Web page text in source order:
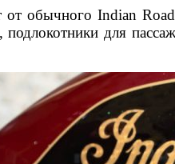
обычного Indian
для